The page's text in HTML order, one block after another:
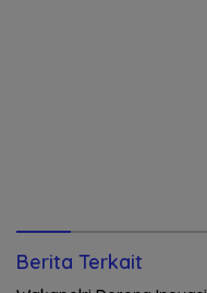
Berita Terkait